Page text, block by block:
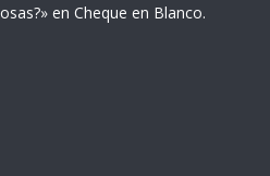
en Cheque en Blanco.